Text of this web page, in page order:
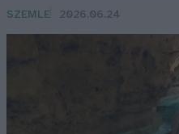
SZEMLE 2026.06.24